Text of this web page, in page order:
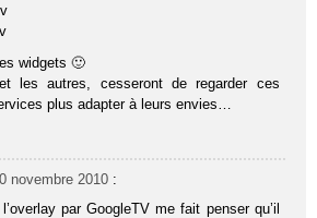
widgets 🙂
les autres, cesseront de regarder ces
plus adapter à leurs envies…
novembre 2010 :
par GoogleTV me fait penser qu’il